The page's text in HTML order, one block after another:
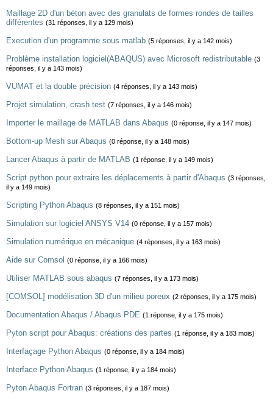
Maillage 2D d'un béton avec des granulats de formes rondes de tailles
différentes (31 réponses, il y a 129 mois)
Execution d'un programme sous matlab (5 réponses, il y a 142 mois)
Problème installation logiciel(ABAQUS) avec Microsoft redistributable (3
réponses, il y a 143 mois)
VUMAT et la double précision (4 réponses, il y a 143 mois)
Projet simulation, crash test (7 réponses, il y a 146 mois)
Importer le maillage de MATLAB dans Abaqus (0 réponse, il y a 147 mois)
Bottom-up Mesh sur Abaqus (0 réponse, il y a 148 mois)
Lancer Abaqus à partir de MATLAB (1 réponse, il y a 149 mois)
Script python pour extraire les déplacements à partir d'Abaqus (3 réponses,
il y a 149 mois)
Scripting Python Abaqus (8 réponses, il y a 151 mois)
Simulation sur logiciel ANSYS V14 (0 réponse, il y a 157 mois)
Simulation numérique en mécanique (4 réponses, il y a 163 mois)
Aide sur Comsol (0 réponse, il y a 166 mois)
Utiliser MATLAB sous abaqus (7 réponses, il y a 173 mois)
[COMSOL] modélisation 3D d'un milieu poreux (2 réponses, il y a 175 mois)
Documentation Abaqus / Abaqus PDE (1 réponse, il y a 175 mois)
Pyton script pour Abaqus: créations des partes (1 réponse, il y a 183 mois)
Interfaçage Python Abaqus (0 réponse, il y a 184 mois)
Interface Python Abaqus (1 réponse, il y a 184 mois)
Pyton Abaqus Fortran (3 réponses, il y a 187 mois)